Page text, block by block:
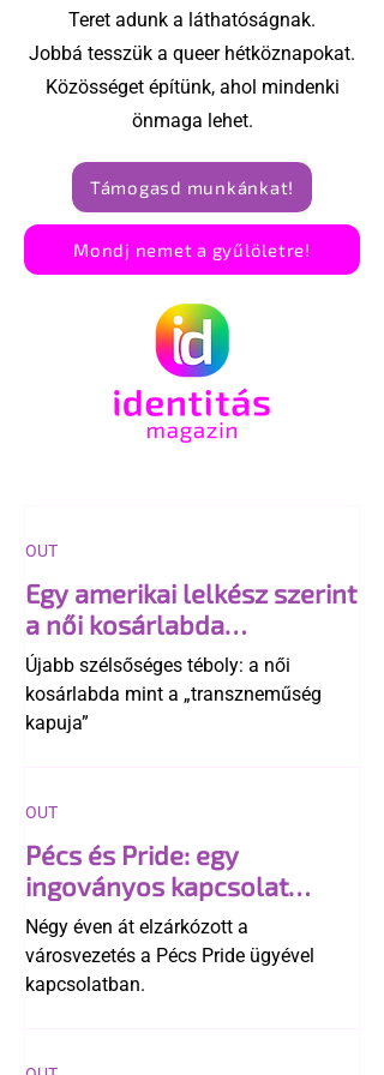
Teret adunk a láthatóságnak.
Jobbá tesszük a queer hétköznapokat.
Közösséget építünk, ahol mindenki
önmaga lehet.
Támogasd munkánkat!
Mondj nemet a gyűlöletre!
Egy amerikai lelkész szerint
a női kosárlabda
transzneműséghez vezet
Újabb szélsőséges téboly: a női
kosárlabda mint a „transzneműség
kapuja”
OUT
Pécs és Pride: egy
ingoványos kapcsolat
története
Négy éven át elzárkózott a
városvezetés a Pécs Pride ügyével
kapcsolatban.
OUT